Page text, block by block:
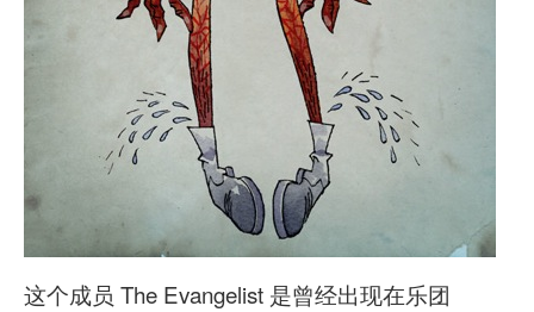
这个成员 The Evangelist 是曾经出现在乐团